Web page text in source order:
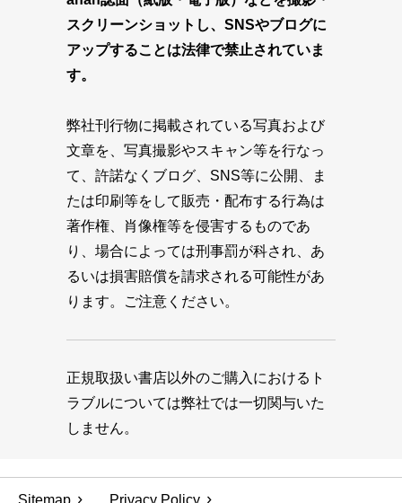
スクリーンショットし、SNSやブログに
アップすることは法律で禁止されていま
す。
弊社刊行物に掲載されている写真および
文章を、写真撮影やスキャン等を行なっ
て、許諾なくブログ、SNS等に公開、ま
たは印刷等をして販売・配布する行為は
著作権、肖像権等を侵害するものであ
り、場合によっては刑事罰が科され、あ
るいは損害賠償を請求される可能性があ
ります。ご注意ください。
正規取扱い書店以外のご購入におけるト
ラブルについては弊社では一切関与いた
しません。
Sitemap Privacy Policy